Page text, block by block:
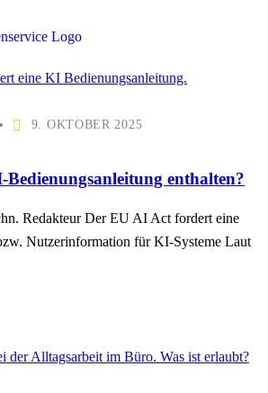
9. OKTOBER 2025
Bedienungsanleitung enthalten?
Redakteur Der EU AI Act fordert eine
Nutzerinformation für KI-Systeme Laut